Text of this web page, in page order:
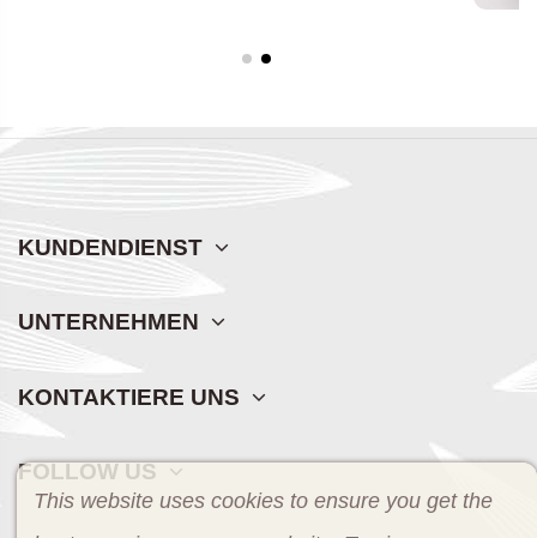
KUNDENDIENST
UNTERNEHMEN
KONTAKTIERE UNS
FOLLOW US
This website uses cookies to ensure you get the